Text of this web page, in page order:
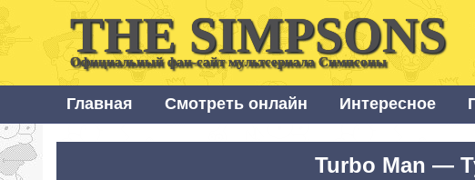
THE SIMPSONS
Официальный фан-сайт мультсериала Симпсоны
Главная Смотреть онлайн Интересное
Turbo Man —